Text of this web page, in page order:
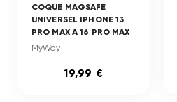
COQUE MAGSAFE
UNIVERSEL IPHONE 13
PRO MAX A 16 PRO MAX
MyWay
19,99 €